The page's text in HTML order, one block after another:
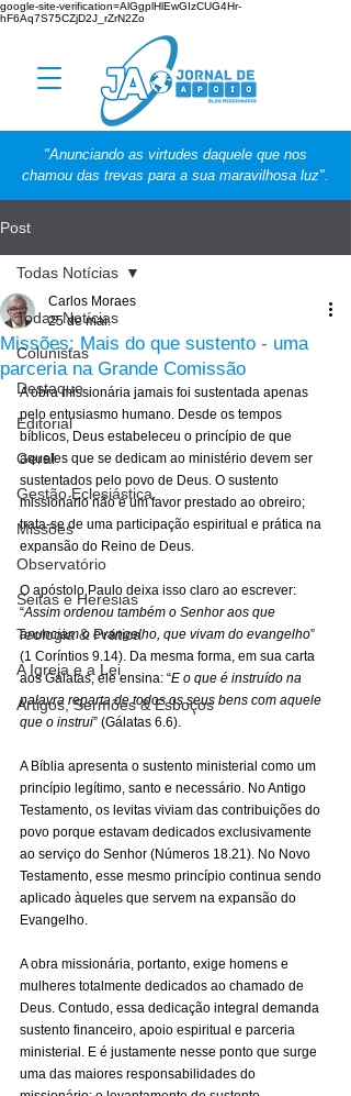
google-site-verification=AlGgplHlEwGIzCUG4Hr-
hF6Aq7S75CZjD2J_rZrN2Zo
"Anunciando as virtudes daquele que nos
chamou das trevas para a sua maravilhosa luz".
Post
Todas Notícias
Colunistas
Destaque
Editorial
Geral
Gestão Eclesiástica
Missões
Observatório
Seitas e Heresias
Teologia & Prática
A Igreja e a Lei
Artigos, Sermões & Esboços
Todas Notícias
Missões: Mais do que sustento - uma
parceria na Grande Comissão
Carlos Moraes
25 de mai.
A obra missionária jamais foi sustentada apenas
pelo entusiasmo humano. Desde os tempos
bíblicos, Deus estabeleceu o princípio de que
aqueles que se dedicam ao ministério devem ser
sustentados pelo povo de Deus. O sustento
missionário não é um favor prestado ao obreiro;
trata-se de uma participação espiritual e prática na
expansão do Reino de Deus.
O apóstolo Paulo deixa isso claro ao escrever:
“Assim ordenou também o Senhor aos que
anunciam o evangelho, que vivam do evangelho”
(1 Coríntios 9.14). Da mesma forma, em sua carta
aos Gálatas, ele ensina: “E o que é instruído na
palavra reparta de todos os seus bens com aquele
que o instrui” (Gálatas 6.6).
A Bíblia apresenta o sustento ministerial como um
princípio legítimo, santo e necessário. No Antigo
Testamento, os levitas viviam das contribuições do
povo porque estavam dedicados exclusivamente
ao serviço do Senhor (Números 18.21). No Novo
Testamento, esse mesmo princípio continua sendo
aplicado àqueles que servem na expansão do
Evangelho.
A obra missionária, portanto, exige homens e
mulheres totalmente dedicados ao chamado de
Deus. Contudo, essa dedicação integral demanda
sustento financeiro, apoio espiritual e parceria
ministerial. E é justamente nesse ponto que surge
uma das maiores responsabilidades do